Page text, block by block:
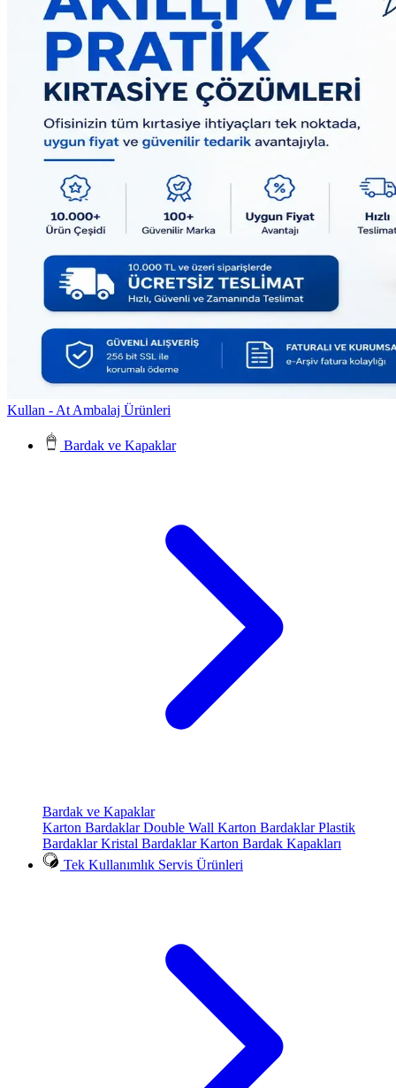
Kullan - At Ambalaj Ürünleri
Bardak ve Kapaklar
Bardak ve Kapaklar
Karton BardaklarDouble Wall Karton BardaklarPlastik
BardaklarKristal BardaklarKarton Bardak Kapakları
Tek Kullanımlık Servis Ürünleri